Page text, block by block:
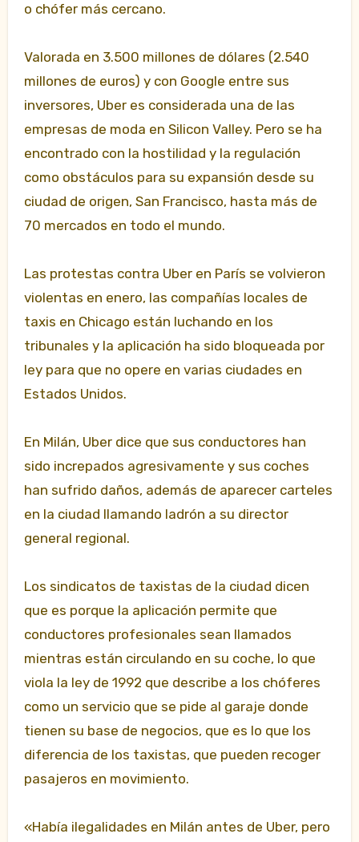
o chófer más cercano.
Valorada en 3.500 millones de dólares (2.540
millones de euros) y con Google entre sus
inversores, Uber es considerada una de las
empresas de moda en Silicon Valley. Pero se ha
encontrado con la hostilidad y la regulación
como obstáculos para su expansión desde su
ciudad de origen, San Francisco, hasta más de
70 mercados en todo el mundo.
Las protestas contra Uber en París se volvieron
violentas en enero, las compañías locales de
taxis en Chicago están luchando en los
tribunales y la aplicación ha sido bloqueada por
ley para que no opere en varias ciudades en
Estados Unidos.
En Milán, Uber dice que sus conductores han
sido increpados agresivamente y sus coches
han sufrido daños, además de aparecer carteles
en la ciudad llamando ladrón a su director
general regional.
Los sindicatos de taxistas de la ciudad dicen
que es porque la aplicación permite que
conductores profesionales sean llamados
mientras están circulando en su coche, lo que
viola la ley de 1992 que describe a los chóferes
como un servicio que se pide al garaje donde
tienen su base de negocios, que es lo que los
diferencia de los taxistas, que pueden recoger
pasajeros en movimiento.
«Había ilegalidades en Milán antes de Uber, pero